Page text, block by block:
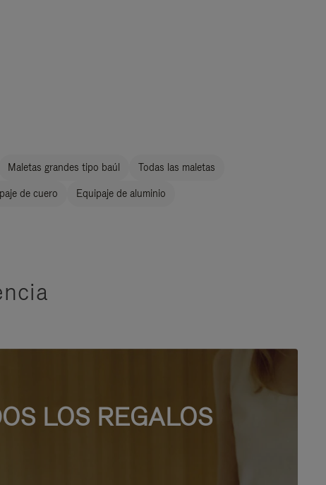
Maletas grandes tipo baúl Todas las maletas
de cuero Equipaje de aluminio
LOS REGALOS